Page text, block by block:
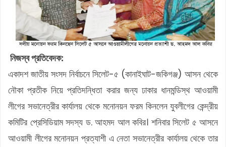
নিজস্ব প্রতিবেদক:
একাদশ জাতীয় সংসদ নির্বাচনে সিলেট-৫ (কানাইঘাট-জকিগঞ্জ) আসন থেকে
নৌকা প্রতীক নিয়ে প্রতিদন্ধিতা করার জন্য ঢাকার ধানমন্ডিস্থ আওয়ামী
লীগের সভানেত্রীর কার্যালয় থেকে মনোনয়ন ফরম কিনলেন যুবলীগের কেন্দ্রীয়
কমিটির প্রেসিডিয়াম সদস্য ড. আহমদ আল কবির। শনিবার সিলেট ৫ আসনে
আওয়ামী লীগের মনোনয়ন প্রত্যাশী এ নেতা সভানেত্রীর কার্যালয় থেকে তার